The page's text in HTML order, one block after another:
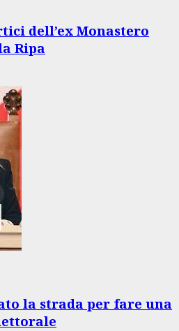
dell’ex Monastero
Ripa
la strada per fare una